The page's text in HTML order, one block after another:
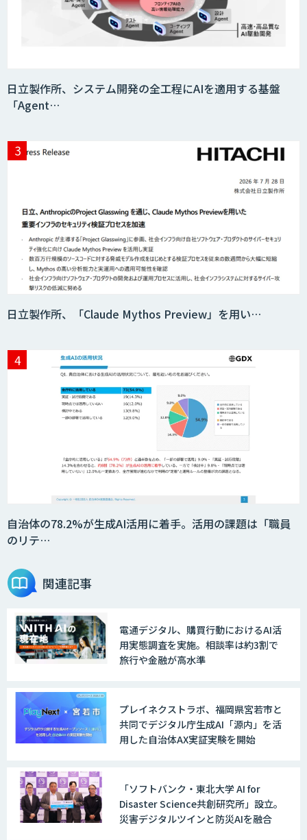
日立製作所、システム開発の全工程にAIを適用する基盤
「Agent…
日立製作所、「Claude Mythos Preview」を用い…
自治体の78.2%が生成AI活用に着手。活用の課題は「職員
のリテ…
関連記事
電通デジタル、購買行動におけるAI活
用実態調査を実施。相談率は約3割で
旅行や金融が高水準
プレイネクストラボ、福岡県宮若市と
共同でデジタル庁生成AI「源内」を活
用した自治体AX実証実験を開始
「ソフトバンク・東北大学 AI for
Disaster Science共創研究所」設立。
災害デジタルツインと防災AIを融合